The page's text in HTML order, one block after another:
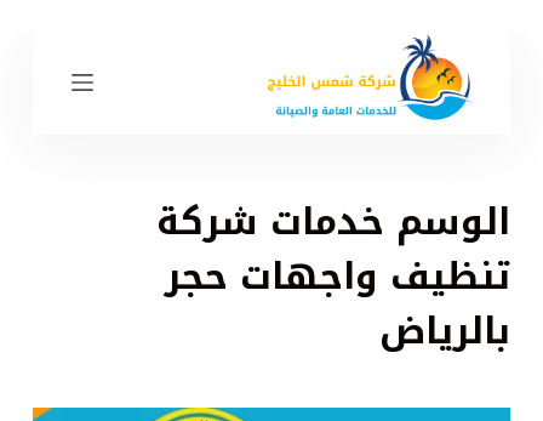
الوسم خدمات شركة
تنظيف واجهات حجر
بالرياض